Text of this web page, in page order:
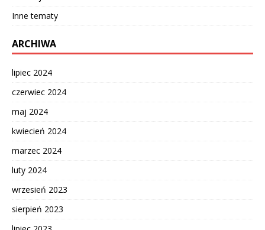
Inne tematy
ARCHIWA
lipiec 2024
czerwiec 2024
maj 2024
kwiecień 2024
marzec 2024
luty 2024
wrzesień 2023
sierpień 2023